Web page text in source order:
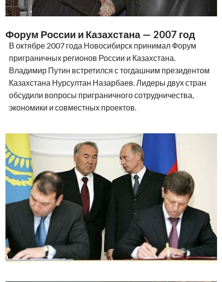
Форум России и Казахстана — 2007 год
В октябре 2007 года Новосибирск принимал Форум
приграничных регионов России и Казахстана.
Владимир Путин встретился с тогдашним президентом
Казахстана Нурсултан Назарбаев. Лидеры двух стран
обсудили вопросы приграничного сотрудничества,
экономики и совместных проектов.